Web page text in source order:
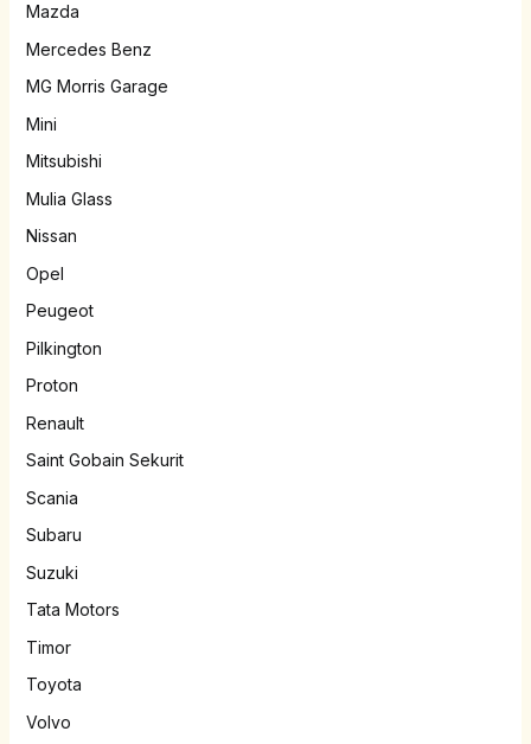
Mazda
Mercedes Benz
MG Morris Garage
Mini
Mitsubishi
Mulia Glass
Nissan
Opel
Peugeot
Pilkington
Proton
Renault
Saint Gobain Sekurit
Scania
Subaru
Suzuki
Tata Motors
Timor
Toyota
Volvo